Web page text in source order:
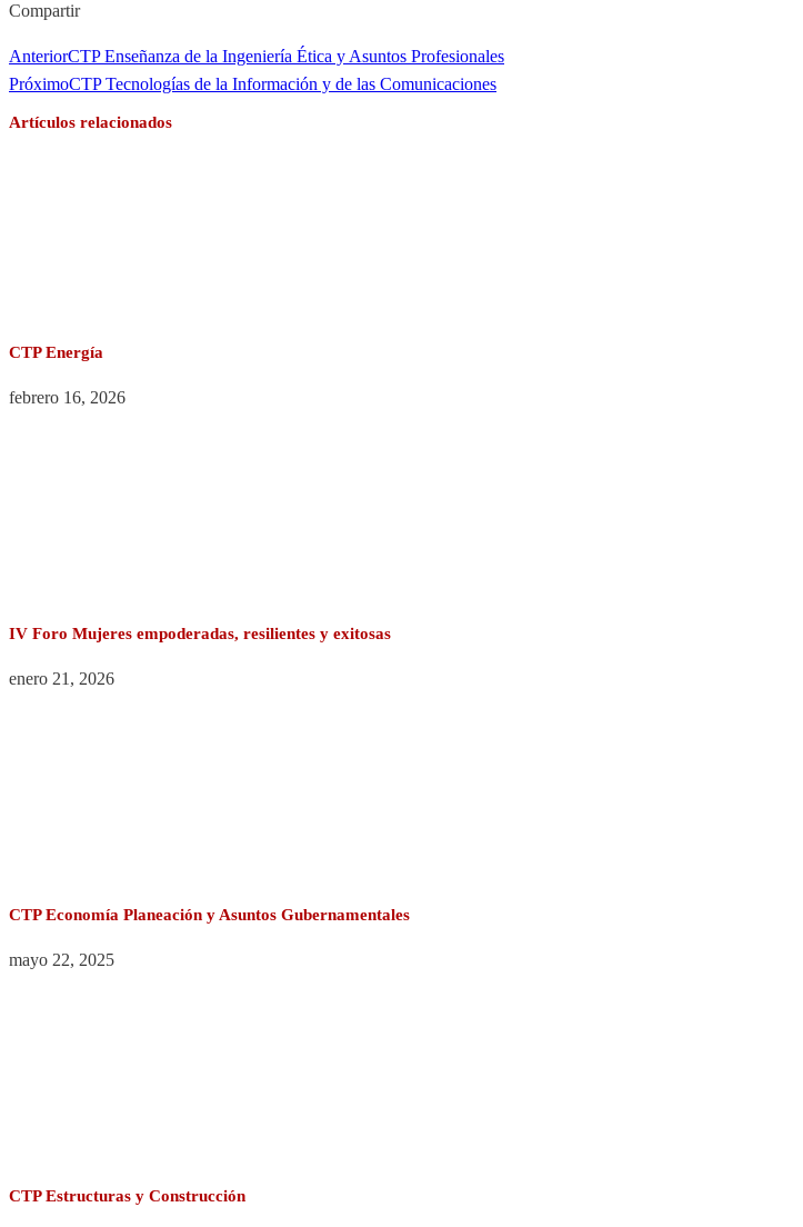
Compartir
AnteriorCTP Enseñanza de la Ingeniería Ética y Asuntos Profesionales
PróximoCTP Tecnologías de la Información y de las Comunicaciones
Artículos relacionados
CTP Energía
febrero 16, 2026
IV Foro Mujeres empoderadas, resilientes y exitosas
enero 21, 2026
CTP Economía Planeación y Asuntos Gubernamentales
mayo 22, 2025
CTP Estructuras y Construcción